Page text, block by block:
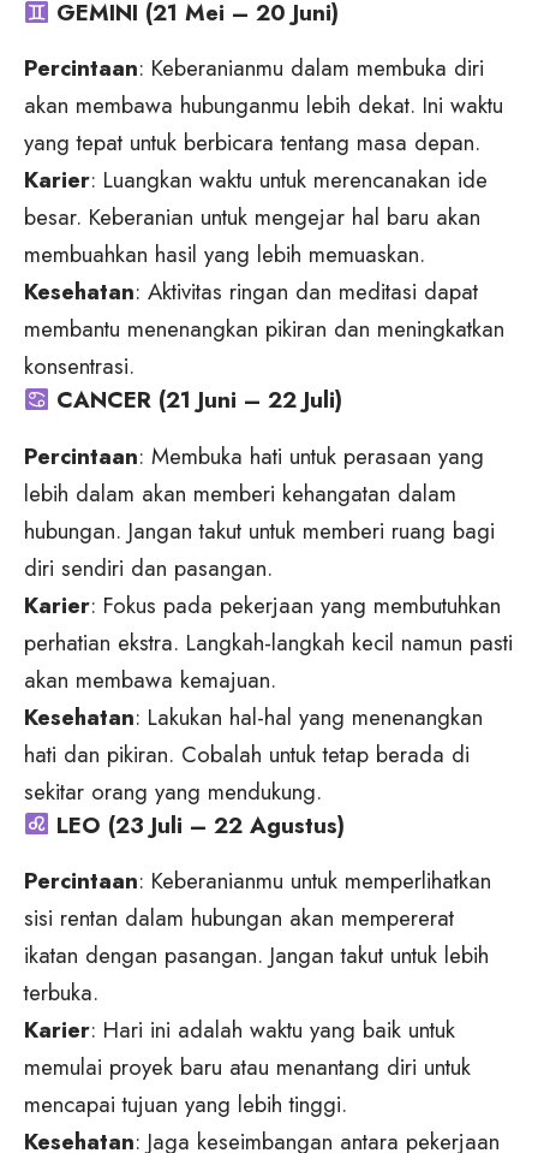
GEMINI (21 Mei – 20 Juni)
Percintaan: Keberanianmu dalam membuka diri
akan membawa hubunganmu lebih dekat. Ini waktu
yang tepat untuk berbicara tentang masa depan.
Karier: Luangkan waktu untuk merencanakan ide
besar. Keberanian untuk mengejar hal baru akan
membuahkan hasil yang lebih memuaskan.
Kesehatan: Aktivitas ringan dan meditasi dapat
membantu menenangkan pikiran dan meningkatkan
konsentrasi.
CANCER (21 Juni – 22 Juli)
Percintaan: Membuka hati untuk perasaan yang
lebih dalam akan memberi kehangatan dalam
hubungan. Jangan takut untuk memberi ruang bagi
diri sendiri dan pasangan.
Karier: Fokus pada pekerjaan yang membutuhkan
perhatian ekstra. Langkah-langkah kecil namun pasti
akan membawa kemajuan.
Kesehatan: Lakukan hal-hal yang menenangkan
hati dan pikiran. Cobalah untuk tetap berada di
sekitar orang yang mendukung.
LEO (23 Juli – 22 Agustus)
Percintaan: Keberanianmu untuk memperlihatkan
sisi rentan dalam hubungan akan mempererat
ikatan dengan pasangan. Jangan takut untuk lebih
terbuka.
Karier: Hari ini adalah waktu yang baik untuk
memulai proyek baru atau menantang diri untuk
mencapai tujuan yang lebih tinggi.
Kesehatan: Jaga keseimbangan antara pekerjaan